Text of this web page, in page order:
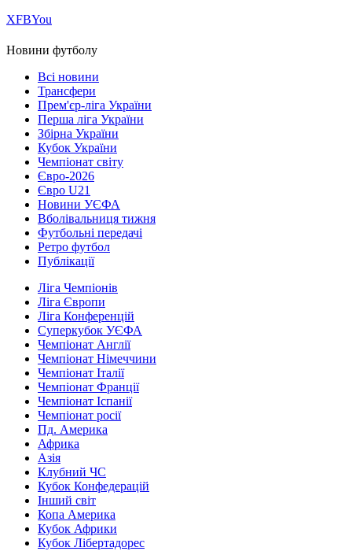
ХFBYou
Новини футболу
Всі новини
Трансфери
Прем'єр-ліга України
Перша ліга України
Збірна України
Кубок України
Чемпіонат світу
Євро-2026
Євро U21
Новини УЄФА
Вболівальниця тижня
Футбольні передачі
Ретро футбол
Публікації
Ліга Чемпіонів
Ліга Європи
Ліга Конференцій
Суперкубок УЄФА
Чемпіонат Англії
Чемпіонат Німеччини
Чемпіонат Італії
Чемпіонат Франції
Чемпіонат Іспанії
Чемпіонат росії
Пд. Америка
Африка
Азія
Клубний ЧС
Кубок Конфедерацій
Інший світ
Копа Америка
Кубок Африки
Кубок Лібертадорес